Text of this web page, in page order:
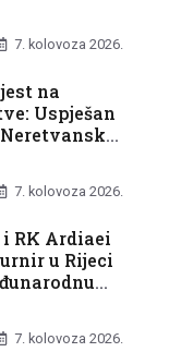
7. kolovoza 2026.
na
Uspješan
7. kolovoza 2026.
RK Ardiaei
u Rijeci
7. kolovoza 2026.